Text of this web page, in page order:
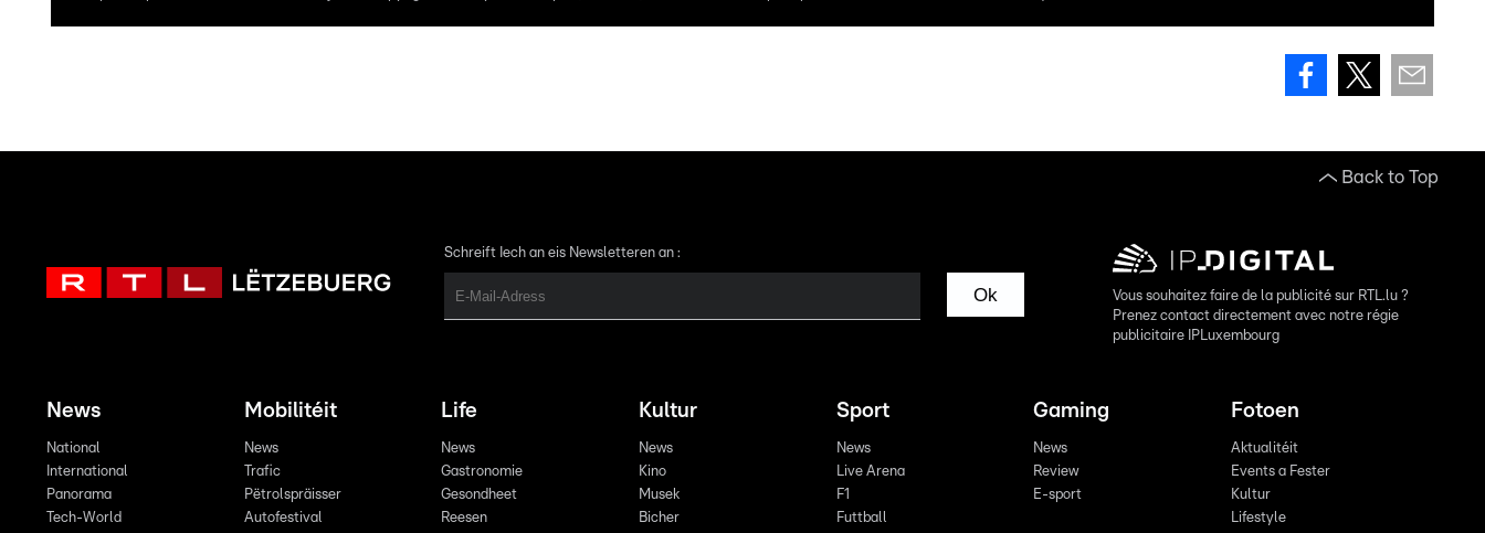
Back to Top
Schreift Iech an eis Newsletteren an :
Ok
Vous souhaitez faire de la publicité sur RTL.lu ?
Prenez contact directement avec notre régie
publicitaire IPLuxembourg
News
National
International
Panorama
Tech-World
Mobilitéit
News
Trafic
Pëtrolspräisser
Autofestival
Life
News
Gastronomie
Gesondheet
Reesen
Kultur
News
Kino
Musek
Bicher
Sport
News
Live Arena
F1
Futtball
Gaming
News
Review
E-sport
Fotoen
Aktualitéit
Events a Fester
Kultur
Lifestyle